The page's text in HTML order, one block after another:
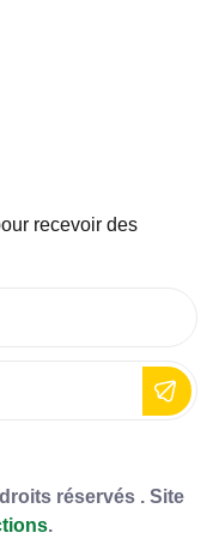
recevoir des
réservés . Site
.